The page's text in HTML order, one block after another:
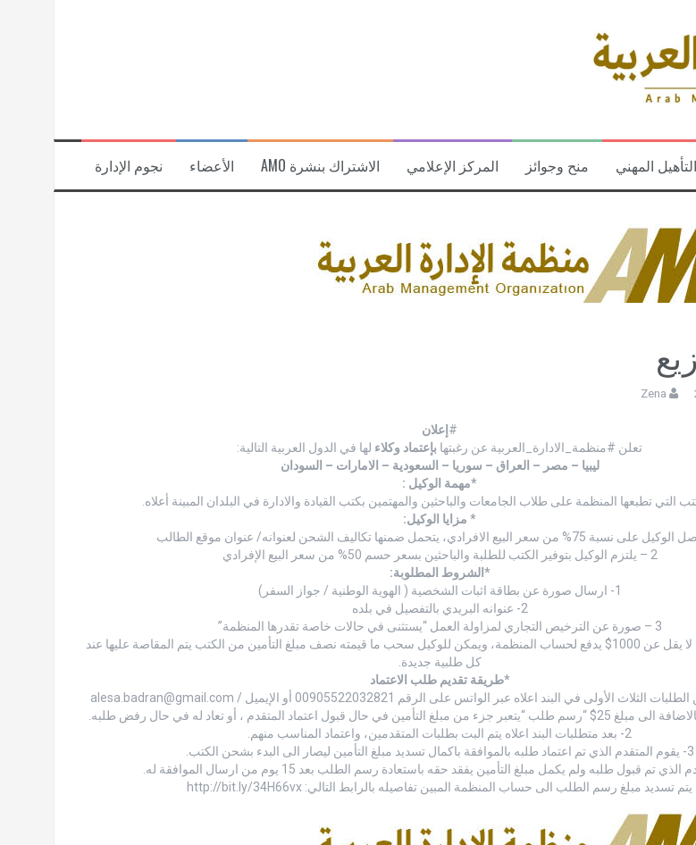
نجوم الإدارة الأعضاء الاشتراك بنشرة AMO المركز الإعلامي منح وجوائز المهني
Zena
# إعلان
تعلن #منظمة_الادارة_العربية عن رغبتها بإعتماد وكلاء لها في الدول العربية التالية:
ليبيا – مصر – العراق – سوريا – السعودية – الامارات – السودان
*مهمة الوكيل :
التي تطبعها المنظمة على طلاب الجامعات والباحثين والمهتمين بكتب القيادة والادارة في البلدان المبينة أعلاه.
* مزايا الوكيل:
2 – يلتزم الوكيل بتوفير الكتب للطلبة والباحثين بسعر حسم 50% من سعر البيع الإفرادي
*الشروط المطلوبة:
1- ارسال صورة عن بطاقة اثبات الشخصية ( الهوية الوطنية / جواز السفر)
2- عنوانه البريدي بالتفصيل في بلده
3 – صورة عن الترخيص التجاري لمزاولة العمل “يستثنى في حالات خاصة تقدرها المنظمة”
4- تسديد مبلغ تأمين لا يقل عن 1000$ يدفع لحساب المنظمة، ويمكن للوكيل سحب ما قيمته نصف مبلغ التأمين من الكتب يتم المقاصة عليها عند
كل طلبية جديدة.
*طريقة تقديم طلب الاعتماد
alesa.badran@gmail.com /
الى مبلغ 25$ “رسم طلب “يتعبر جزء من مبلغ التأمين في حال قبول اعتماد المتقدم ، أو تعاد له في حال رفض طلبه.
2- بعد متطلبات البند اعلاه يتم البت بطلبات المتقدمين، واعتماد المناسب منهم.
3- يقوم المتقدم الذي تم اعتماد طلبه بالموافقة باكمال تسديد مبلغ التأمين ليصار الى البدء بشحن الكتب.
يتم تسديد مبلغ رسم الطلب الى حساب المنظمة المبين تفاصيله بالرابط التالي: http://bit.ly/34H66vx